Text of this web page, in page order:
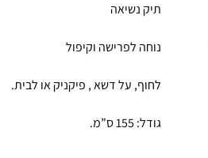
תיק נשיאה
נוחה לפרישה וקיפול
לחוף, על דשא , פיקניק או לבית.
גודל: 155ס”מ.